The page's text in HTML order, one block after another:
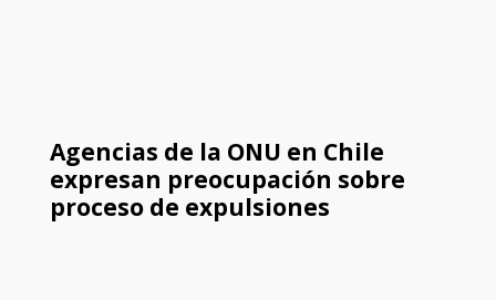
Agencias de la ONU en Chile
expresan preocupación sobre
proceso de expulsiones